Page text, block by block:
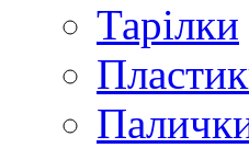
Тарілки